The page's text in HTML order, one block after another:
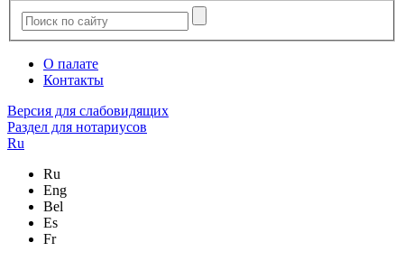
О палате
Контакты
Версия для слабовидящих
Раздел для нотариусов
Ru
Ru
Eng
Bel
Es
Fr